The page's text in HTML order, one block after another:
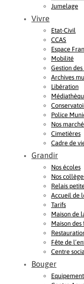
Jumelage
Vivre
Etat-Civil
CCAS
Espace
Mobilité
Gestion
Archives
Libération
Police
Nos
Cimetières
Cadre de
Grandir
Nos écoles
Nos
Relais
Accueil de
Tarifs
Maison de
Maison
Fête de
Centre
Bouger